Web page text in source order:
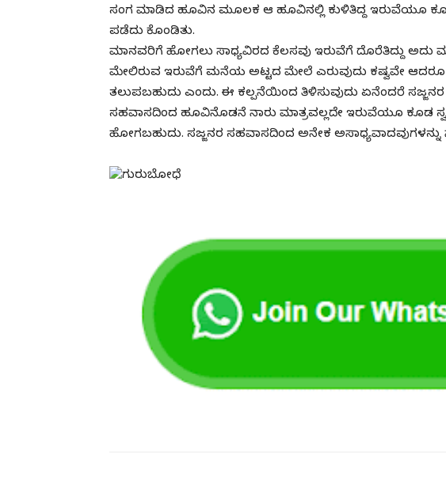
ಸಂಗ ಮಾಡಿದ ಹೂವಿನ ಮೂಲಕ ಆ ಹೂವಿನಲ್ಲಿ ಕುಳಿತಿದ್ದ ಇರುವೆಯೂ
ಪಡೆದು ಕೊಂಡಿತು.
ಮಾನವರಿಗೆ ಹೋಗಲು ಸಾಧ್ಯವಿರದ ಕೆಲಸವು ಇರುವೆಗೆ ದೊರೆತಿದ್ದು
ಮೇಲಿರುವ ಇರುವೆಗೆ ಮನೆಯ ಅಟ್ಟದ ಮೇಲೆ ಎರುವುದು ಕಷ್ವವೇ
ತಲುಪಬಹುದು ಎಂದು. ಈ ಕಲ್ಪನೆಯಿಂದ ತಿಳಿಸುವುದು ಏನೆಂದರೆ
ಸಹವಾಸದಿಂದ ಹೂವಿನೊಡನೆ ನಾರು ಮಾತ್ರವಲ್ಲದೇ ಇರುವೆಯೂ ಕೂಡ
ಹೋಗಬಹುದು. ಸಜ್ಜನರ ಸಹವಾಸದಿಂದ ಅನೇಕ ಅಸಾಧ್ಯವಾದವುಗಳನ್ನು